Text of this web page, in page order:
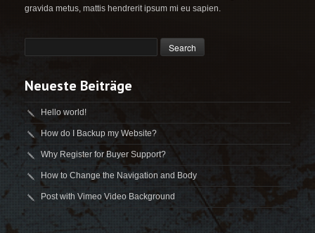
gravida metus, mattis hendrerit ipsum mi eu sapien.
Neueste Beiträge
Hello world!
How do I Backup my Website?
Why Register for Buyer Support?
How to Change the Navigation and Body
Post with Vimeo Video Background